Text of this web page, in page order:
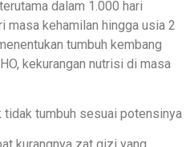
dalam 1.000 hari
masa kehamilan hingga usia 2
tumbuh kembang
kekurangan nutrisi di masa
tidak tumbuh sesuai potensinya